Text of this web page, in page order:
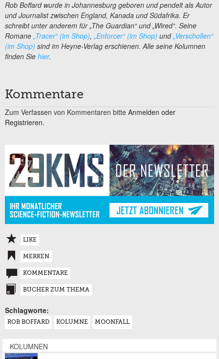
Rob Boffard wurde in Johannesburg geboren und pendelt als Autor
und Journalist zwischen England, Kanada und Südafrika. Er
schreibt unter anderem für „The Guardian“ und „Wired“. Seine
Romane „Tracer“ (im Shop), „Enforcer“ (im Shop) und„Verschollen“
(im Shop) sind im Heyne-Verlag erschienen. Alle seine Kolumnen
finden Sie hier.
Kommentare
Zum Verfassen von Kommentaren bitte Anmelden oder
Registrieren.
LIKE
MERKEN
KOMMENTARE
BÜCHER ZUM THEMA
Schlagworte:
ROB BOFFARD KOLUMNE MOONFALL
KOLUMNEN